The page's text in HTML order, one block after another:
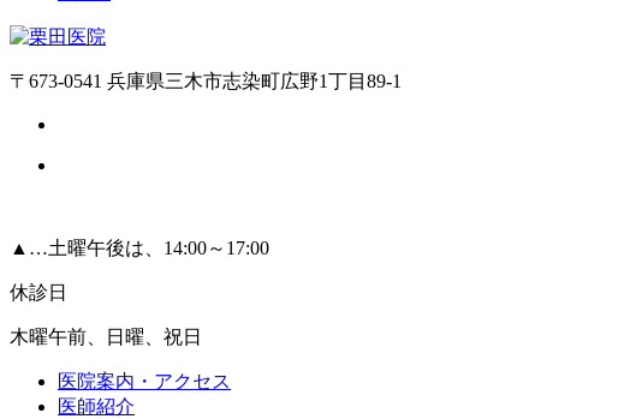
〒673-0541 兵庫県三木市志染町広野1丁目89-1
▲ …土曜午後は、14:00～17:00
休診日
木曜午前、日曜、祝日
医院案内・アクセス
医師紹介